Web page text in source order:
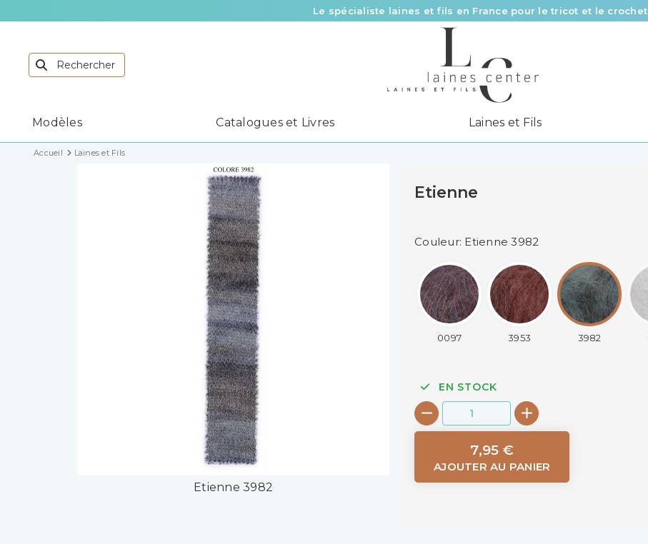
Le spécialiste laines et fils en France pour le tricot et le crochet
Des fils de qualité à tous les prix pour toutes vos envies !
Livraison offerte à partir de 58 € d’achat
Modèles Catalogues et Livres Laines et Fils
Accueil Laines et Fils
Etienne 3982
Etienne
Couleur: Etienne 3982
0097 3953 3982
EN STOCK
7,95 €
AJOUTER AU PANIER